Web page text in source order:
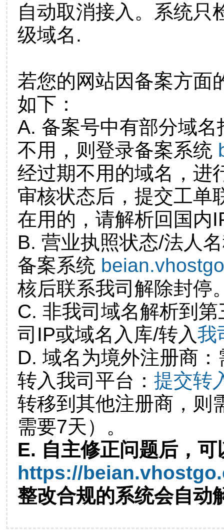
自动取消接入。系统只
级域名.
若您的网站因备案方面
如下：
A. 备案号中有部分域
不用，则登录备案系统
经过期不用的域名，进
审核状态后，提交工单
在用的，请解析回国内
B. 营业执照状态/法人
备案系统
核后联系我司解除封停
C. 非我司域名解析到
司IP或域名入库/转入我
D. 域名为境外注册商
转入我司平台： 提交转
转移到其他注册商，则
需要7天）。
E. 自主修正问题后，可
https://
整改合规的系统会自动